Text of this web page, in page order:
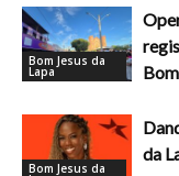
Bom Jesus da
Lapa
Bom Jesus da
da